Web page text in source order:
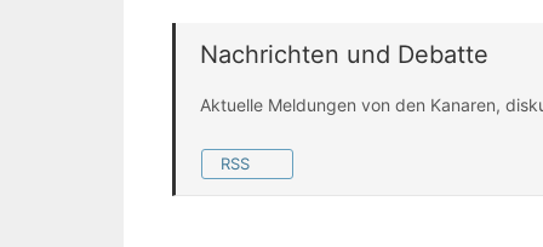
Nachrichten und Debatte
Aktuelle Meldungen von den Kanaren,
RSS